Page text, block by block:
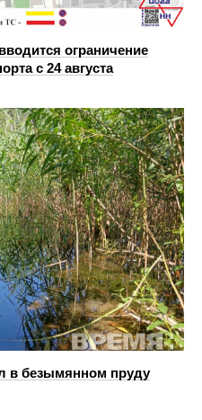
ограничение
с 24 августа
в безымянном пруду